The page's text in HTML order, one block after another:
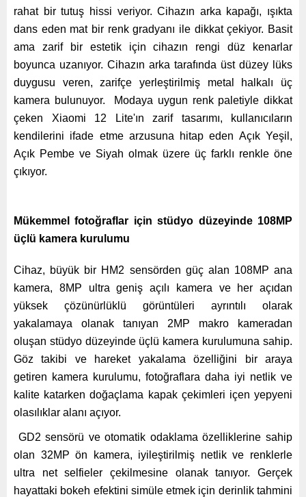
rahat bir tutuş hissi veriyor. Cihazın arka kapağı, ışıkta
dans eden mat bir renk gradyanı ile dikkat çekiyor. Basit
ama zarif bir estetik için cihazın rengi düz kenarlar
boyunca uzanıyor. Cihazın arka tarafında üst düzey lüks
duygusu veren, zarifçe yerleştirilmiş metal halkalı üç
kamera bulunuyor.
Modaya uygun renk paletiyle dikkat
çeken Xiaomi 12 Lite'ın zarif tasarımı, kullanıcıların
kendilerini ifade etme arzusuna hitap eden Açık Yeşil,
Açık Pembe ve Siyah olmak üzere üç farklı renkle öne
çıkıyor.
Mükemmel fotoğraflar için stüdyo düzeyinde 108MP
üçlü kamera kurulumu
Cihaz, büyük bir HM2 sensörden güç alan 108MP ana
kamera, 8MP ultra geniş açılı kamera ve her açıdan
yüksek çözünürlüklü görüntüleri ayrıntılı olarak
yakalamaya olanak tanıyan 2MP makro kameradan
oluşan stüdyo düzeyinde üçlü kamera kurulumuna sahip.
Göz takibi ve hareket yakalama özelliğini bir araya
getiren kamera kurulumu, fotoğraflara daha iyi netlik ve
kalite katarken doğaçlama kapak çekimleri içen yepyeni
olasılıklar alanı açıyor.
GD2 sensörü ve otomatik odaklama özelliklerine sahip
olan 32MP ön kamera, iyileştirilmiş netlik ve renklerle
ultra net selfieler çekilmesine olanak tanıyor. Gerçek
hayattaki bokeh efektini simüle etmek için derinlik tahmini